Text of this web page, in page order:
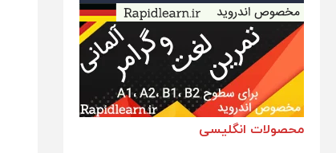
محصولات انگلیسی